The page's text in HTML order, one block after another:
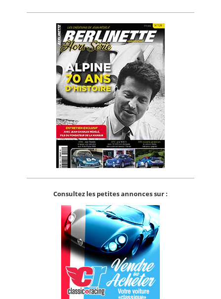
Consultez les petites annonces sur :